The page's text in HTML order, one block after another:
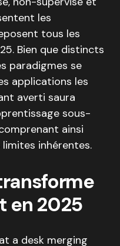
les
tous les
Bien que distincts
paradigmes se
applications les
averti saura
sous-
ainsi
inhérentes.
en 2025